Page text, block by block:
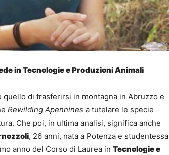
in Tecnologie e Produzioni Animali
quello di trasferirsi in montagna in Abruzzo e
Rewilding Apennines a tutelare le specie
Che poi, in ultima analisi, significa anche
, 26 anni, nata a Potenza e studentessa
anno del Corso di Laurea in Tecnologie e